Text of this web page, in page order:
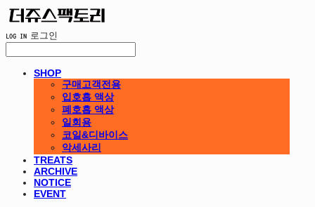
LOG IN 로그인
SHOP
구매고객전용
입호흡 액상
폐호흡 액상
일회용
코일&디바이스
악세사리
TREATS
ARCHIVE
NOTICE
EVENT